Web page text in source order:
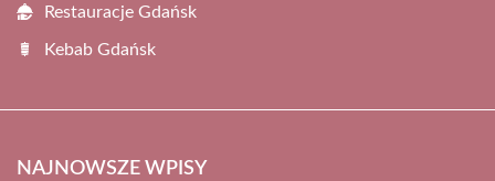
Restauracje Gdańsk
Kebab Gdańsk
NAJNOWSZE WPISY